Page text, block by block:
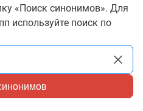
«Поиск синонимов». Для
используйте поиск по